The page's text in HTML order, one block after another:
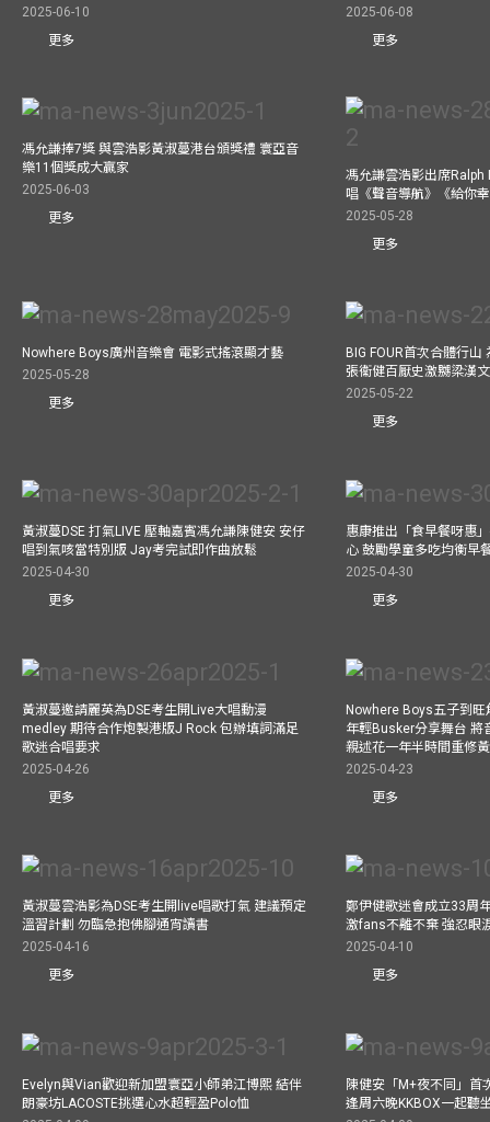
2025-06-10
更多
2025-06-08
更多
馮允謙捧7獎 與雲浩影黃淑蔓港台頒獎禮 寰亞音
樂11個獎成大贏家
2025-06-03
更多
馮允謙雲浩影出席
唱《聲音導航》《給你
2025-05-28
更多
Nowhere Boys廣州音樂會 電影式搖滾顯才藝
2025-05-28
更多
BIG FOUR首次合體行
張衞健百厭史激嬲梁漢
2025-05-22
更多
黃淑蔓DSE 打氣LIVE 壓軸嘉賓馮允謙陳健安 安仔
唱到氣咳當特別版 Jay考完試即作曲放鬆
2025-04-30
更多
惠康推出「食早餐呀惠
心 鼓勵學童多吃均衡早
2025-04-30
更多
黃淑蔓邀請麗英為DSE考生開Live大唱動漫
medley 期待合作炮製港版J Rock 包辦填詞滿足
歌迷合唱要求
2025-04-26
更多
Nowhere Boys五子到
年輕Busker分享舞台 將
親述花一年半時間重修
2025-04-23
更多
黃淑蔓雲浩影為DSE考生開live唱歌打氣 建議預定
溫習計劃 勿臨急抱佛腳通宵讀書
2025-04-16
更多
鄭伊健歌迷會成立33周
激fans不離不棄 強忍眼
2025-04-10
更多
Evelyn與Vian歡迎新加盟寰亞小師弟江博熙 結伴
朗豪坊LACOSTE挑選心水超輕盈Polo恤
陳健安「M+夜不同」首
逢周六晚KKBOX一起聽